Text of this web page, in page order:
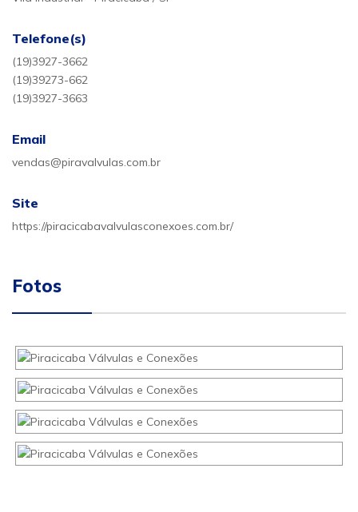
Telefone(s)
(19)3927-3662
(19)39273-662
(19)3927-3663
Email
vendas@piravalvulas.com.br
Site
https://piracicabavalvulasconexoes.com.br/
Fotos